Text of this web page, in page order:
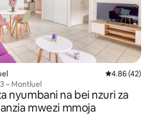
Ukadiriaji wa
4.86 (42)
~ Montluel
nyumbani na bei nzuri za
mwezi mmoja